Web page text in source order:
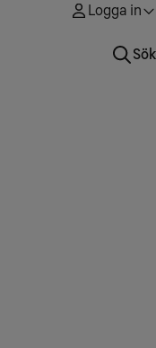
Logga in
Sök